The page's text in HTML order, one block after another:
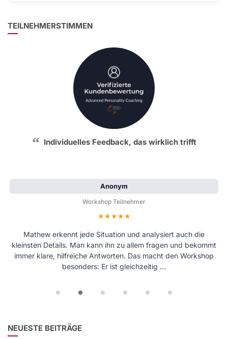
TEILNEHMERSTIMMEN
Individuelles Feedback, das wirklich trifft
Anonym
Workshop Teilnehmer
Bewertung: 5 von 5 Sternen
Mathew erkennt jede Situation und analysiert auch die
kleinsten Details. Man kann ihn zu allem fragen und bekommt
immer klare, hilfreiche Antworten. Das macht den Workshop
besonders: Er ist gleichzeitig …
NEUESTE BEITRÄGE